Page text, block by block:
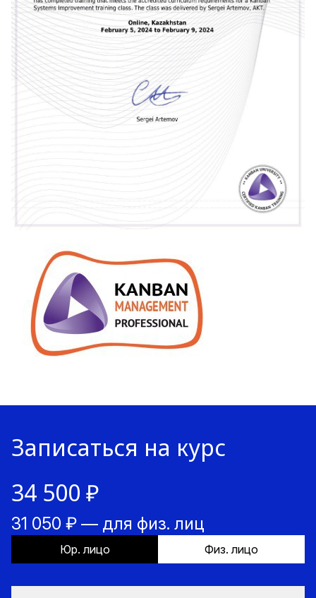
Записаться на курс
34 500 ₽
31 050 ₽ — для физ. лиц
Юр. лицо Физ. лицо